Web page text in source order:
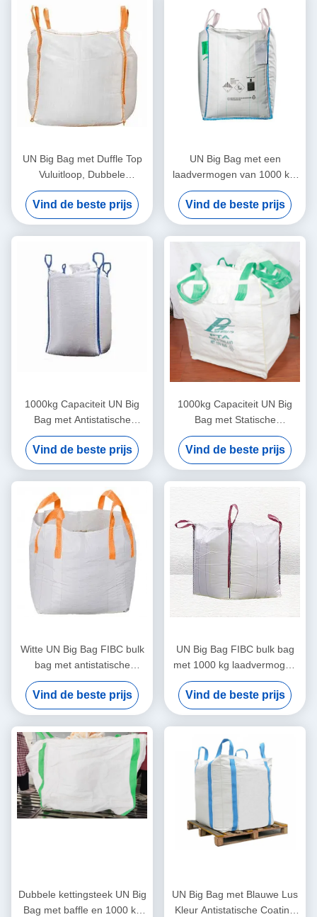
UN Big Bag met Duffle Top
Vuluitloop, Dubbele
Kettingsteek en Statische
Bescherming voor Veilige
Bulkverpakking
Vind de beste prijs
UN Big Bag met een
laadvermogen van 1000 kg,
dubbele kettingsteek en
blauwe lus kleur voor veilig
materiaaltransport
Vind de beste prijs
1000kg Capaciteit UN Big
Bag met Antistatische
Coating en Dubbele
Kettingsteek voor Veilig
Zwaar Transport
Vind de beste prijs
1000kg Capaciteit UN Big
Bag met Statische
Bescherming en Cross
Corner Lussen voor Veilig
Transport van Gevaarlijk
Materiaal
Vind de beste prijs
Witte UN Big Bag FIBC bulk
bag met antistatische
coating 1000 kg
laadvermogen en
dwarshoeklussen voor zwaar
vervoer
Vind de beste prijs
UN Big Bag FIBC bulk bag
met 1000 kg laadvermogen
antistatische coating en 4
hoeklussen voor veilig
vervoer
Vind de beste prijs
Dubbele kettingsteek UN Big
Bag met baffle en 1000 kg
UN Big Bag met Blauwe Lus
Kleur Antistatische Coating